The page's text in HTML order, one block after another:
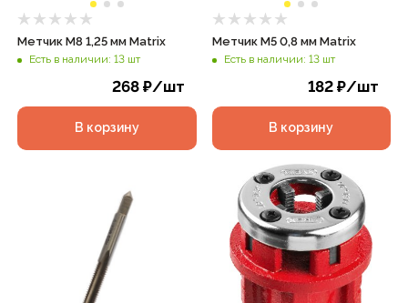
Метчик М8 1,25 мм Matrix
Есть в наличии: 13 шт
268₽/шт
В корзину
Метчик М5 0,8 мм Matrix
Есть в наличии: 13 шт
182 ₽/шт
В корзину